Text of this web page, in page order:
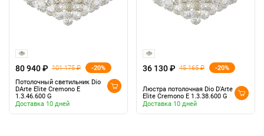
80 940 ₽ 101 175 ₽
-20%
Потолочный светильник Dio
DArte Elite Cremono E
1.3.46.600 G
Доставка 10 дней
36 130 ₽ 45 165 ₽ -20%
Люстра потолочная Dio D'Arte
Elite Cremono E 1.3.38.600 G
Доставка 10 дней